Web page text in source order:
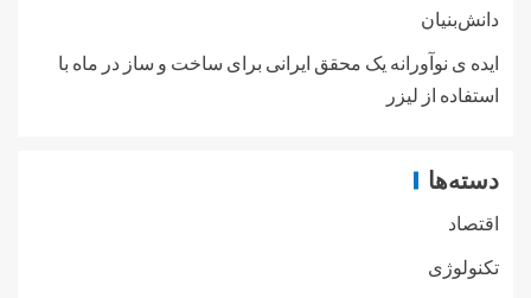
دانش‌بنیان
ایده ی نوآورانه یک محقق ایرانی برای ساخت و ساز در ماه با
استفاده از لیزر
دسته‌ها
اقتصاد
تکنولوژی